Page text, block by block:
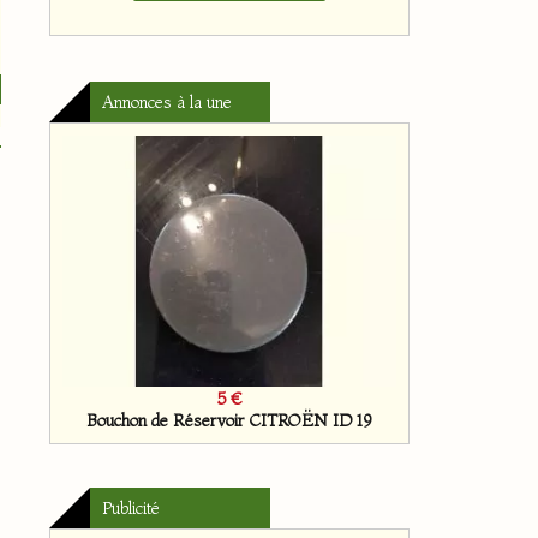
Annonces à la une
5 €
Bouchon de Réservoir CITROËN ID 19
Publicité